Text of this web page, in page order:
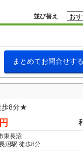
並び替え
まとめてお問合せす
歩8分★
東長沼
沼駅 徒歩8分